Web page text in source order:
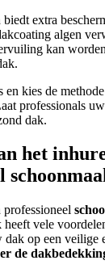
extra
algen
kan
kies de
professionals
dak.
het
vele
dak op een veilige
de